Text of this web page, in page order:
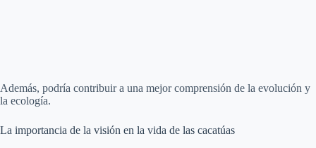
Además, podría contribuir a una mejor comprensión de la evolución y
la ecología.
La importancia de la visión en la vida de las cacatúas